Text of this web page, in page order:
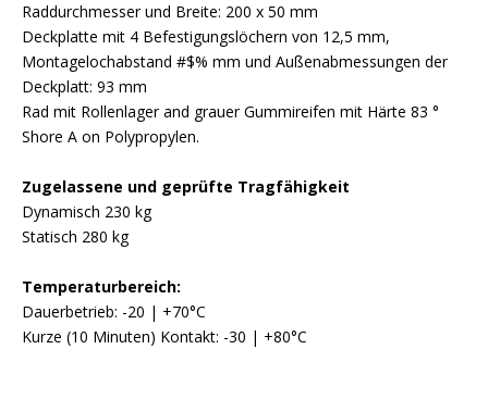
Raddurchmesser und Breite: 200 x 50 mm
Deckplatte mit 4 Befestigungslöchern von 12,5 mm,
Montagelochabstand #$% mm und Außenabmessungen der
Deckplatt: 93 mm
Rad mit Rollenlager and grauer Gummireifen mit Härte 83 °
Shore A on Polypropylen.
Zugelassene und geprüfte Tragfähigkeit
Dynamisch 230 kg
Statisch 280 kg
Temperaturbereich:
Dauerbetrieb: -20 | +70°C
Kurze (10 Minuten) Kontakt: -30 | +80°C